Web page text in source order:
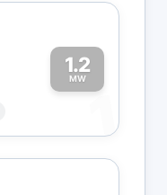
1.2
MW
1